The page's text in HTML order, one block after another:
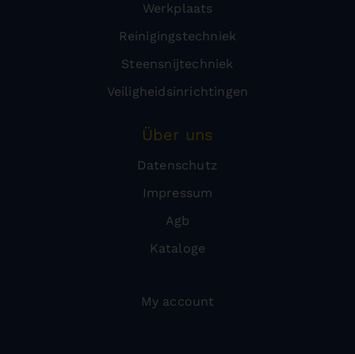
Werkplaats
Reinigingstechniek
Steensnijtechniek
Veiligheidsinrichtingen
Über uns
Datenschutz
Impressum
Agb
Kataloge
My account